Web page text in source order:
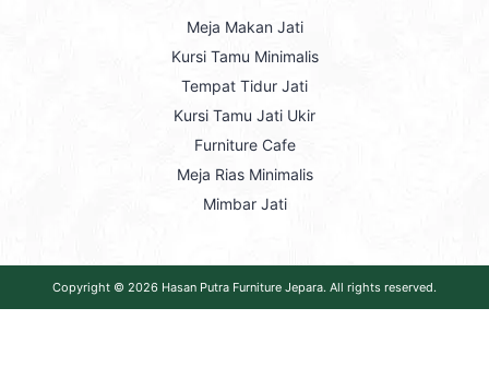
Meja Makan Jati
Kursi Tamu Minimalis
Tempat Tidur Jati
Kursi Tamu Jati Ukir
Furniture Cafe
Meja Rias Minimalis
Mimbar Jati
Copyright © 2026 Hasan Putra Furniture Jepara. All rights reserved.